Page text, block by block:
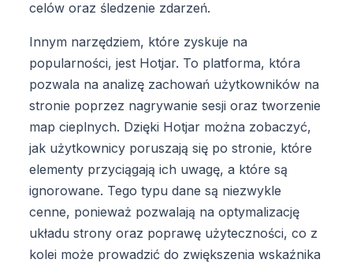
celów oraz śledzenie zdarzeń.
Innym narzędziem, które zyskuje na
popularności, jest Hotjar. To platforma, która
pozwala na analizę zachowań użytkowników na
stronie poprzez nagrywanie sesji oraz tworzenie
map cieplnych. Dzięki Hotjar można zobaczyć,
jak użytkownicy poruszają się po stronie, które
elementy przyciągają ich uwagę, a które są
ignorowane. Tego typu dane są niezwykle
cenne, ponieważ pozwalają na optymalizację
układu strony oraz poprawę użyteczności, co z
kolei może prowadzić do zwiększenia wskaźnika